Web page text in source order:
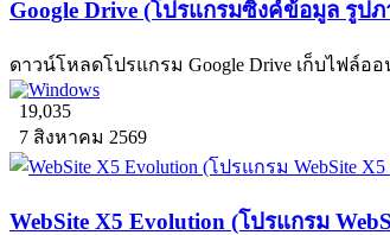
Google Drive (โปรแกรมซิงค์ข้อมูล รูป
ดาวน์โหลดโปรแกรม Google Drive เก็บไฟล์อ
19,035
7 สิงหาคม 2569
WebSite X5 Evolution (โปรแกรม